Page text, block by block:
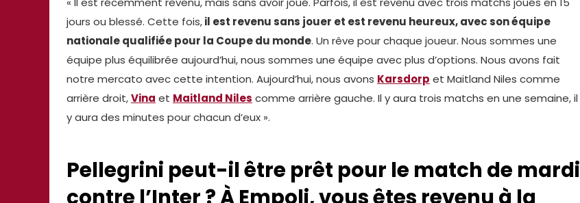
jours ou blessé. Cette fois,il est revenu sans jouer et est revenu heureux, avec son équipe
nationale qualifiée pour la Coupe du monde. Un rêve pour chaque joueur. Nous sommes une
équipe plus équilibrée aujourd’hui, nous sommes une équipe avec plus d’options. Nous avons fait
notre mercato avec cette intention. Aujourd’hui, nous avons Karsdorp et Maitland Niles comme
arrière droit,Vina et Maitland Niles comme arrière gauche. Il y aura trois matchs en une semaine, il
y aura des minutes pour chacun d’eux ».
Pellegrini peut-il être prêt pour le match de mardi
contre l’Inter ? À Empoli, vous êtes revenu à la